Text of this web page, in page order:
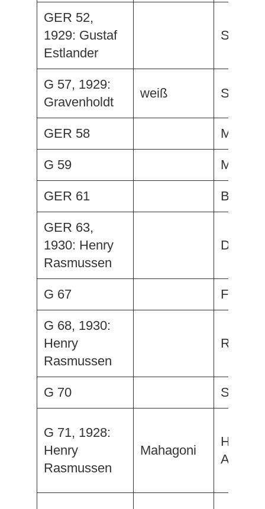
GER 52,
1929: Gustaf
Estlander
Sibylle
G 57, 1929:
Gravenholdt
weiß Serefe
GER 58 Mavin
G 59 Man-
GER 61 Bento
GER 63,
1930: Henry
Rasmussen
Duca
G 67 Fortuna
G 68, 1930:
Henry
Rasmussen
Rita
G 70
G 71, 1928:
Henry
Rasmussen
Mahagoni
Hathi,
Athena